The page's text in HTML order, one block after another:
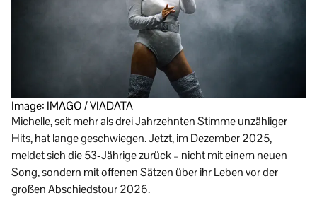
Image: IMAGO / VIADATA
Michelle, seit mehr als drei Jahrzehnten Stimme unzähliger
Hits, hat lange geschwiegen. Jetzt, im Dezember 2025,
meldet sich die 53-Jährige zurück – nicht mit einem neuen
Song, sondern mit offenen Sätzen über ihr Leben vor der
großen Abschiedstour 2026.